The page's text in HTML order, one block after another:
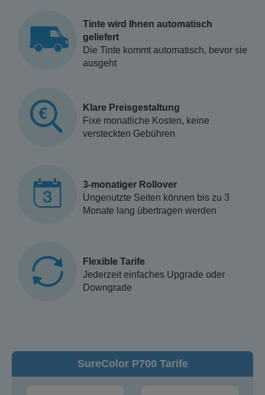
Tinte wird Ihnen automatisch
geliefert
Die Tinte kommt automatisch, bevor sie
ausgeht
Klare Preisgestaltung
Fixe monatliche Kosten, keine
versteckten Gebühren
3-monatiger Rollover
Ungenutzte Seiten können bis zu 3
Monate lang übertragen werden
Flexible Tarife
Jederzeit einfaches Upgrade oder
Downgrade
SureColor P700 Tarife